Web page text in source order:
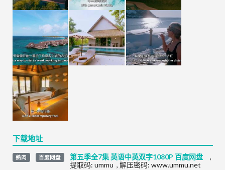
下载地址
熟肉 百度网盘 第五季全7集 英语中英双字1080P 百度网盘
,
提取码: ummu , 解压密码: www.ummu.net